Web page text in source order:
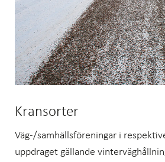
Kransorter
Väg-/samhällsföreningar i
uppdraget gällande